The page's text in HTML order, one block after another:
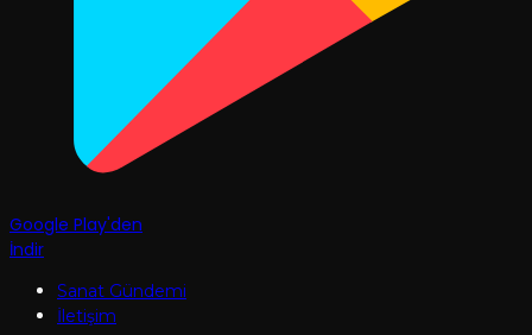
Google Play'den
İndir
Sanat Gündemi
İletişim